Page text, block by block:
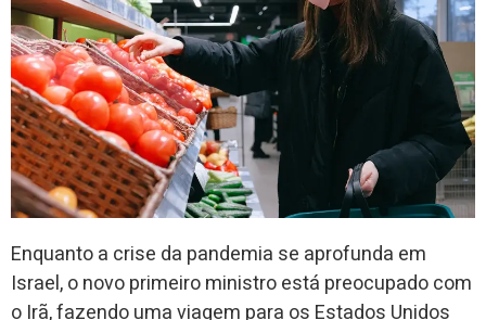
Enquanto a crise da pandemia se aprofunda em
Israel, o novo primeiro ministro está preocupado com
o Irã, fazendo uma viagem para os Estados Unidos